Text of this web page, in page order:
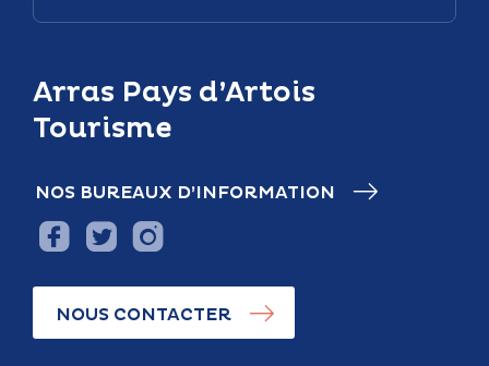
Arras Pays d’Artois
Tourisme
NOS BUREAUX D’INFORMATION
NOUS CONTACTER